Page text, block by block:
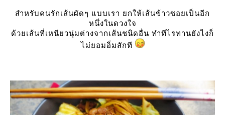
สำหรับคนรักเส้นผัดๆ แบบเรา ยกให้เส้นข้าวซอยเป็นอีก
หนึ่งในดวงใจ
ด้วยเส้นที่เหนียวนุ่มต่างจากเส้นชนิดอื่น ทำทีไรทานยังไงก็
ไม่ยอมอิ่มสักที